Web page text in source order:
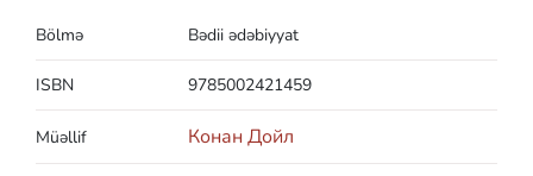
Bölmə Bədii ədəbiyyat
ISBN 9785002421459
Müəllif Конан Дойл